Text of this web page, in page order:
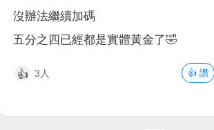
沒辦法繼續加碼
五分之四已經都是實體黃金了🤣
👍 3人 👍 讚